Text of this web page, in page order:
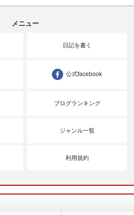
メニュー
日記を書く
公式facebook
ブログランキング
ジャンル一覧
利用規約